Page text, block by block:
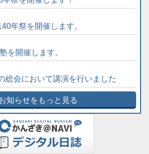
年祭を開催します。
を開催します。
総会において講演を行いました
知らせをもっと見る